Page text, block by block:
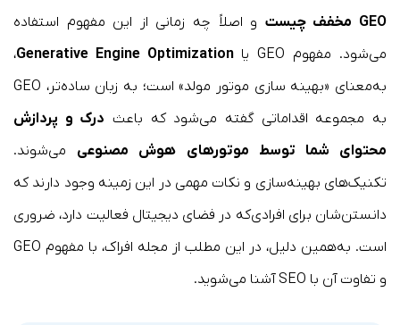
GEO مخفف چیست
و اصلاً چه زمانی از این مفهوم استفاده
می‌شود. مفهوم GEO یا
،
به‌معنای «بهینه سازی موتور مولد» است؛ به زبان ساده‌تر، GEO
به مجموعه اقداماتی گفته می‌شود که باعث درک و پردازش
محتوای شما توسط موتورهای هوش مصنوعی می‌شوند.
تکنیک‌های بهینه‌سازی و نکات مهمی در این زمینه وجود دارند که
دانستن‌شان برای افرادی‌که در فضای دیجیتال فعالیت دارد، ضروری
است. به‌همین دلیل، در این مطلب از مجله افراک، با مفهوم GEO
و تفاوت آن با SEO آشنا می‌شوید.